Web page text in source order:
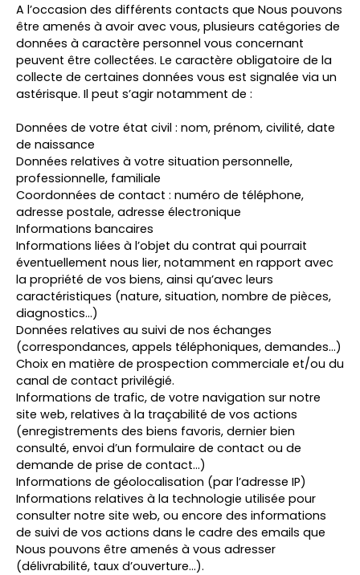
A l’occasion des différents contacts que Nous pouvons
être amenés à avoir avec vous, plusieurs catégories de
données à caractère personnel vous concernant
peuvent être collectées. Le caractère obligatoire de la
collecte de certaines données vous est signalée via un
astérisque. Il peut s’agir notamment de :
Données de votre état civil : nom, prénom, civilité, date
de naissance
Données relatives à votre situation personnelle,
professionnelle, familiale
Coordonnées de contact : numéro de téléphone,
adresse postale, adresse électronique
Informations bancaires
Informations liées à l’objet du contrat qui pourrait
éventuellement nous lier, notamment en rapport avec
la propriété de vos biens, ainsi qu’avec leurs
caractéristiques (nature, situation, nombre de pièces,
diagnostics…)
Données relatives au suivi de nos échanges
(correspondances, appels téléphoniques, demandes…)
Choix en matière de prospection commerciale et/ou du
canal de contact privilégié.
Informations de trafic, de votre navigation sur notre
site web, relatives à la traçabilité de vos actions
(enregistrements des biens favoris, dernier bien
consulté, envoi d’un formulaire de contact ou de
demande de prise de contact…)
Informations de géolocalisation (par l’adresse IP)
Informations relatives à la technologie utilisée pour
consulter notre site web, ou encore des informations
de suivi de vos actions dans le cadre des emails que
Nous pouvons être amenés à vous adresser
(délivrabilité, taux d’ouverture…).